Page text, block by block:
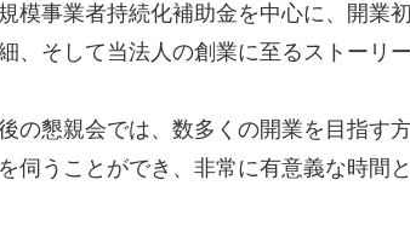
模事業者持続化補助金を中心に、開業
、そして当法人の創業に至るストーリ
の懇親会では、数多くの開業を目指す
伺うことができ、非常に有意義な時間